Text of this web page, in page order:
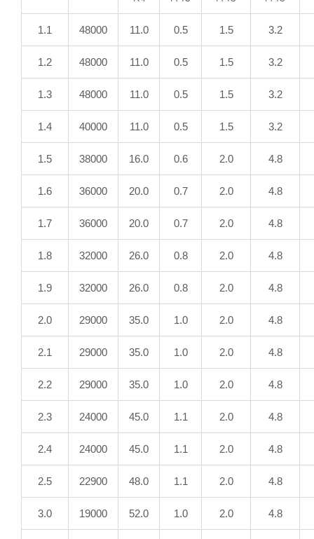
1.1 48000 11.0 0.5 1.5 3.2
1.2 48000 11.0 0.5 1.5 3.2
1.3 48000 11.0 0.5 1.5 3.2
1.4 40000 11.0 0.5 1.5 3.2
1.5 38000 16.0 0.6 2.0 4.8
1.6 36000 20.0 0.7 2.0 4.8
1.7 36000 20.0 0.7 2.0 4.8
1.8 32000 26.0 0.8 2.0 4.8
1.9 32000 26.0 0.8 2.0 4.8
2.0 29000 35.0 1.0 2.0 4.8
2.1 29000 35.0 1.0 2.0 4.8
2.2 29000 35.0 1.0 2.0 4.8
2.3 24000 45.0 1.1 2.0 4.8
2.4 24000 45.0 1.1 2.0 4.8
2.5 22900 48.0 1.1 2.0 4.8
3.0 19000 52.0 1.0 2.0 4.8